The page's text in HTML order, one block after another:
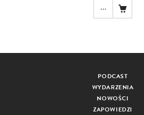
...
PODCAST
WYDARZENIA
NOWOŚCI
ZAPOWIEDZI